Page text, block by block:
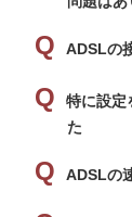
ADSLの
特に設定
た
ADSLの